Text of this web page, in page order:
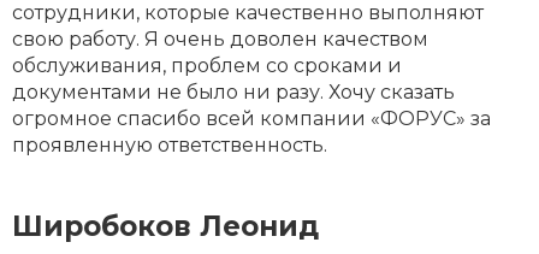
сотрудники, которые качественно выполняют
свою работу. Я очень доволен качеством
обслуживания, проблем со сроками и
документами не было ни разу. Хочу сказать
огромное спасибо всей компании «ФОРУС» за
проявленную ответственность.
Широбоков Леонид